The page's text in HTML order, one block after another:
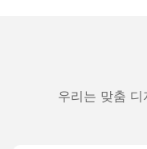
우리는 맞춤